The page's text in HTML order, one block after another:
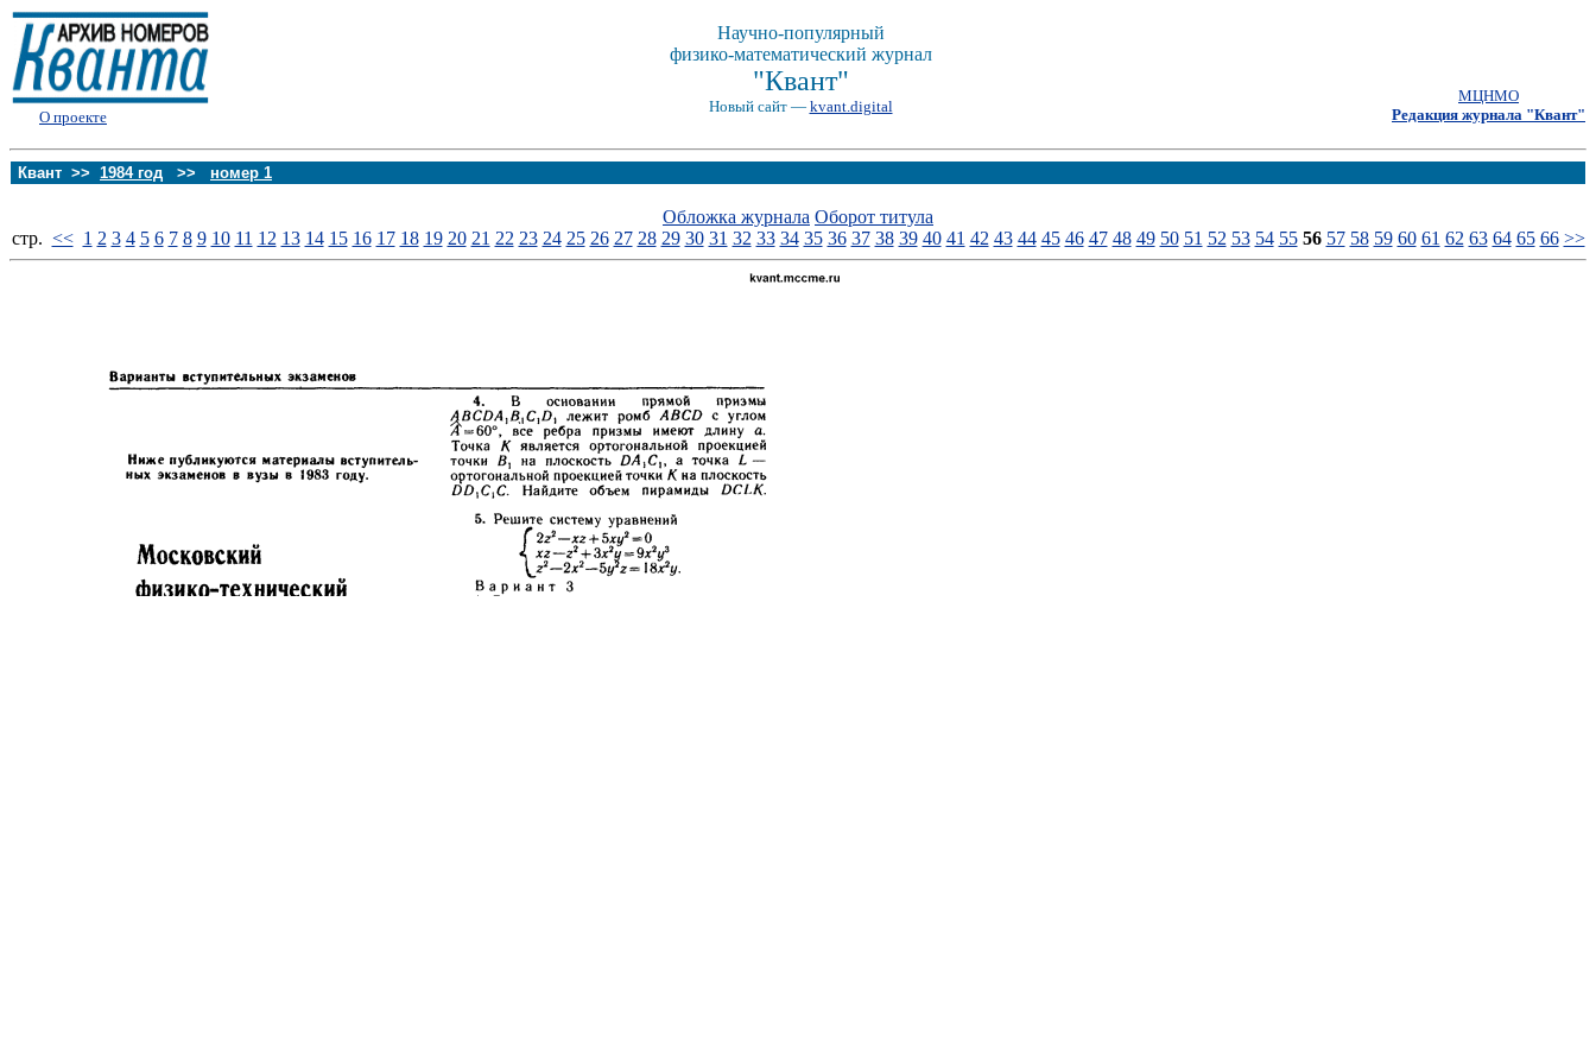
О проекте
Научно-популярный
физико-математический журнал
"Квант"
Новый сайт — kvant.digital
МЦНМО
Редакция журнала "Квант"
Квант >> 1984 год >> номер 1
Обложка журнала Оборот титула
стp. << 1 2 3 4 5 6 7 8 9 10 11 12 13 14 15 16 17 18 19 20 21 22 23 24 25 26 27 28 29 30 31 32 33 34 35 36 37 38 39 40 41 42 43 44 45 46 47 48 49 50 51 52 53 54 55 56 57 58 59 60 61 62 63 64 65 66 >>